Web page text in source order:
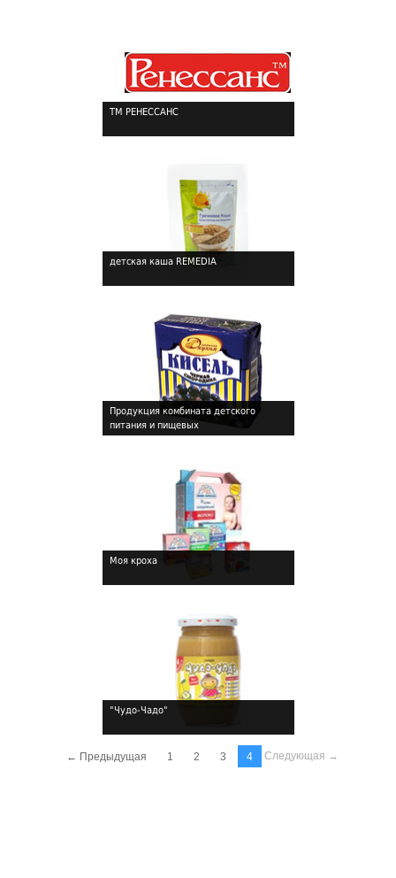
ТМ РЕНЕССАНС
детская каша REMEDIA
Продукция комбината детского
питания и пищевых
концентратов
Моя кроха
"Чудо-Чадо"
← Предыдущая 1 2 3 4 Следующая →